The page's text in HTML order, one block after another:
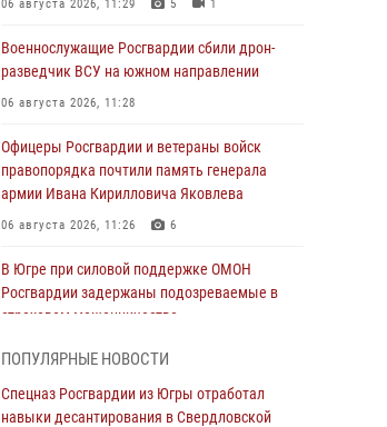
06 августа 2026, 11:29 5 1
Военнослужащие Росгвардии сбили дрон-
разведчик ВСУ на южном направлении
06 августа 2026, 11:28
Офицеры Росгвардии и ветераны войск
правопорядка почтили память генерала
армии Ивана Кирилловича Яковлева
06 августа 2026, 11:26 6
В Югре при силовой поддержке ОМОН
Росгвардии задержаны подозреваемые в
страховом мошенничестве
Урайский отдел вневедомственной охраны
Росгвардии отмечает 60-летний юбилей
ПОПУЛЯРНЫЕ НОВОСТИ
Спецназ Росгвардии из Югры отработал
навыки десантирования в Свердловской